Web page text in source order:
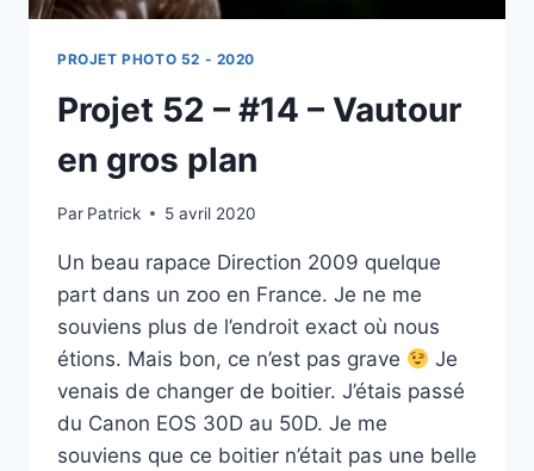
PROJET PHOTO 52 - 2020
Projet 52 – #14 – Vautour
en gros plan
Par Patrick 5 avril 2020
Un beau rapace Direction 2009 quelque
part dans un zoo en France. Je ne me
souviens plus de l’endroit exact où nous
étions. Mais bon, ce n’est pas grave
Je
venais de changer de boitier. J’étais passé
du Canon EOS 30D au 50D. Je me
souviens que ce boitier n’était pas une belle